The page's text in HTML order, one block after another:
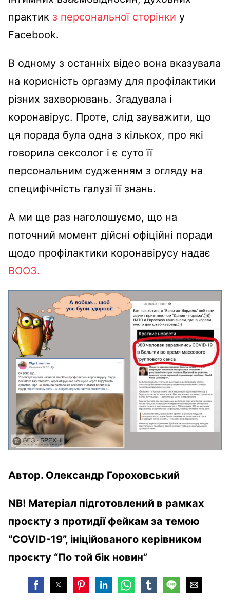
практик з персональної сторінки у
Facebook.
В одному з останніх відео вона вказувала
на корисність оргазму для профілактики
різних захворювань. Згадувала і
коронавірус. Проте, слід зауважити, що
ця порада була одна з кількох, про які
говорила сексолог і є суто її
персональним судженням з огляду на
специфічність галузі її знань.
А ми ще раз наголошуємо, що на
поточний момент дійсні офіційні поради
щодо профілактики коронавірусу надає
ВООЗ.
Автор. Олександр Гороховський
NB! Матеріал підготовлений в рамках
проєкту з протидії фейкам за темою
“COVID-19”, ініційованого керівником
проєкту “По той бік новин”